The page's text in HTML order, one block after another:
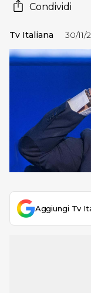
Condividi
Tv Italiana 30/11/
Aggiungi Tv